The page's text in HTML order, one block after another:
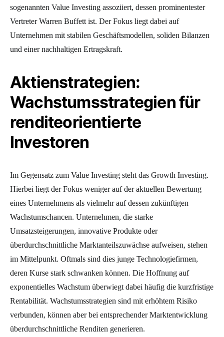
sogenannten Value Investing assoziiert, dessen prominentester
Vertreter Warren Buffett ist. Der Fokus liegt dabei auf
Unternehmen mit stabilen Geschäftsmodellen, soliden Bilanzen
und einer nachhaltigen Ertragskraft.
Aktienstrategien:
Wachstumsstrategien für
renditeorientierte
Investoren
Im Gegensatz zum Value Investing steht das Growth Investing.
Hierbei liegt der Fokus weniger auf der aktuellen Bewertung
eines Unternehmens als vielmehr auf dessen zukünftigen
Wachstumschancen. Unternehmen, die starke
Umsatzsteigerungen, innovative Produkte oder
überdurchschnittliche Marktanteilszuwächse aufweisen, stehen
im Mittelpunkt. Oftmals sind dies junge Technologiefirmen,
deren Kurse stark schwanken können. Die Hoffnung auf
exponentielles Wachstum überwiegt dabei häufig die kurzfristige
Rentabilität. Wachstumsstrategien sind mit erhöhtem Risiko
verbunden, können aber bei entsprechender Marktentwicklung
überdurchschnittliche Renditen generieren.